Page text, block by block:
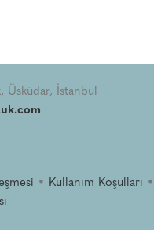
Üsküdar, İstanbul
• Kullanım Koşulları •